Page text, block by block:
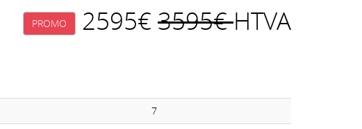
PROMO 2595€ 3595€HTVA
7